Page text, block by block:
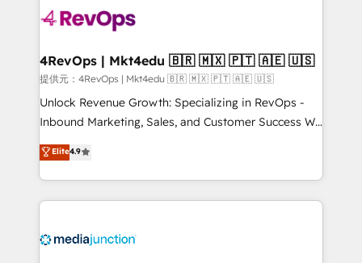
requirement). ✔️Helped over 25,000+ customers so
far with our HubSpot solutions. ✔️Bespoke apps &
on-demand bundle services. Connect with us today!
4RevOps | Mkt4edu 🇧🇷 🇲🇽 🇵🇹 🇦🇪 🇺🇸
提供元：4RevOps | Mkt4edu 🇧🇷 🇲🇽 🇵🇹 🇦🇪 🇺🇸
Unlock Revenue Growth: Specializing in RevOps -
Inbound Marketing, Sales, and Customer Success We
specialize in driving revenue growth for companies
across industries through tailored marketing, sales,
and customer success strategies, utilizing RevOps
methodologies. As Latin America's largest HubSpot
offer unparalleled insights. Operating in five
Elite4.9